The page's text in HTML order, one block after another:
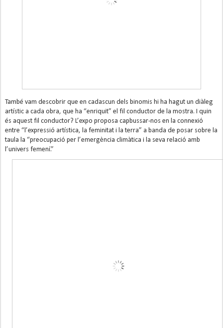
També vam descobrir que en cadascun dels binomis hi ha hagut un diàleg
artístic a cada obra, que ha “enriquit” el fil conductor de la mostra. I quin
és aquest fil conductor? L’expo proposa capbussar-nos en la connexió
entre “l’expressió artística, la feminitat i la terra” a banda de posar sobre la
taula la “preocupació per l’emergència climàtica i la seva relació amb
l’univers femení.”